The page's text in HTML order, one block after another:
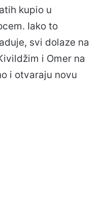
kupio u
Iako to
svi dolaze na
i Omer na
i otvaraju novu